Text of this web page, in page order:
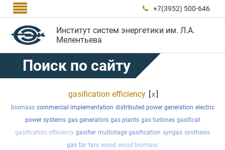
  +7(3952) 500-646
Институт систем энергетики им. Л.А.
Мелентьева
Поиск по сайту
gasification efficiency [x]
biomass commercial implementation distributed power generation electric
power systems gas generators gas plants gas turbines gasificat
gasification efficiency gasifier multistage gasification syngas synthesis
gas tar tars wood wood biomass